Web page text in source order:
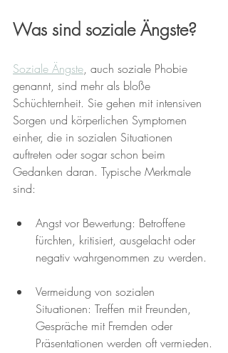
Was sind soziale Ängste?
Soziale Ängste, auch soziale Phobie
genannt, sind mehr als bloße
Schüchternheit. Sie gehen mit intensiven
Sorgen und körperlichen Symptomen
einher, die in sozialen Situationen
auftreten oder sogar schon beim
Gedanken daran. Typische Merkmale
sind:
Angst vor Bewertung: Betroffene
fürchten, kritisiert, ausgelacht oder
negativ wahrgenommen zu werden.
Vermeidung von sozialen
Situationen: Treffen mit Freunden,
Gespräche mit Fremden oder
Präsentationen werden oft vermieden.